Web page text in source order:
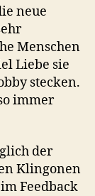
neue
Menschen
Liebe sie
stecken.
immer
der
Klingonen
Feedback